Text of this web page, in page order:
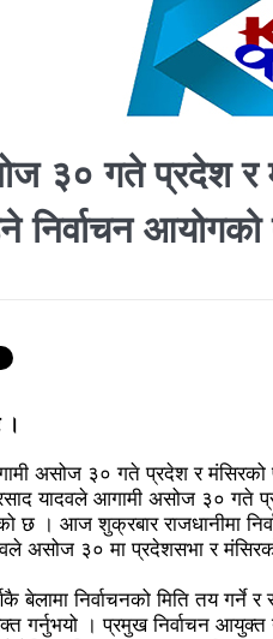
प्रतिनिधिसभा सदस्य
निर्वाचनले सङ्घीय
पुरस्कार वितरणबिनै काउन्सिलले
खतिवडाको नयाँ गीत जमाना
नवलपरासी काठमाडौँ सम्पर्क
कर्फ्यु लागे पनि तीनकुने क्षेत्र
काठमाडौँमा माओवादीको नेतृत्वमा
लव प्याकुरेलद्वारा निर्देशित
३० गते प्रदेश र
निर्वाचन आयोगको
।
असोज ३० गते प्रदेश र मंसिरको
यादवले आगामी असोज ३० गते
छ । आज शुक्रबार राजधानीमा
असोज ३० मा प्रदेशसभा र मंसिरको
बेलामा निर्वाचनको मिति तय गर्ने
गर्नुभयो । प्रमुख निर्वाचन आयुक्त